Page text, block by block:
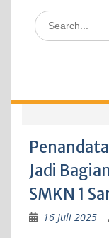
Search
for:
Jadi
SMKN 1
16 Juli 2025